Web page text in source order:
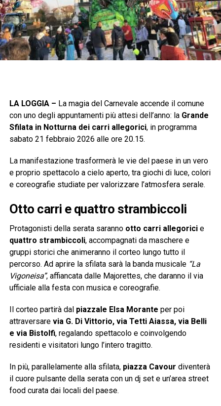
LA LOGGIA – La magia del Carnevale accende il comune
con uno degli appuntamenti più attesi dell’anno: la Grande
Sfilata in Notturna dei carri allegorici, in programma
sabato 21 febbraio 2026 alle ore 20.15.
La manifestazione trasformerà le vie del paese in un vero
e proprio spettacolo a cielo aperto, tra giochi di luce, colori
e coreografie studiate per valorizzare l’atmosfera serale.
Otto carri e quattro strambiccoli
Protagonisti della serata saranno otto carri allegoricie
quattro strambiccoli, accompagnati da maschere e
gruppi storici che animeranno il corteo lungo tutto il
percorso. Ad aprire la sfilata sarà la banda musicale “La
Vigoneisa”, affiancata dalle Majorettes, che daranno il via
ufficiale alla festa con musica e coreografie.
Il corteo partirà dal piazzale Elsa Morante per poi
attraversare via G. Di Vittorio, via Tetti Aiassa, via Belli
e via Bistolfi, regalando spettacolo e coinvolgendo
residenti e visitatori lungo l’intero tragitto.
In più, parallelamente alla sfilata, piazza Cavour diventerà
il cuore pulsante della serata con un dj set e un’area street
food curata dai locali del paese.